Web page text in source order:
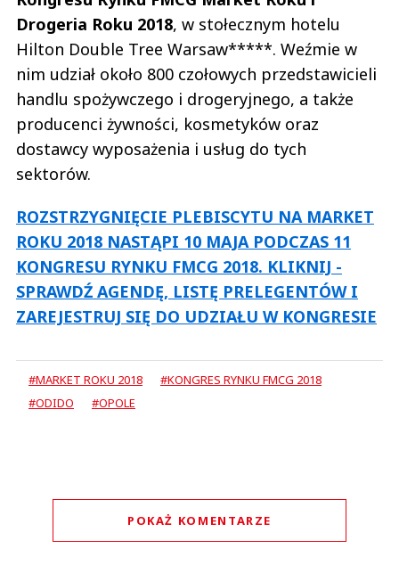
Drogeria Roku 2018, w stołecznym hotelu
Hilton Double Tree Warsaw*****. Weźmie w
nim udział około 800 czołowych przedstawicieli
handlu spożywczego i drogeryjnego, a także
producenci żywności, kosmetyków oraz
dostawcy wyposażenia i usług do tych
sektorów.
ROZSTRZYGNIĘCIE PLEBISCYTU NA MARKET
ROKU 2018 NASTĄPI 10 MAJA PODCZAS 11
KONGRESU RYNKU FMCG 2018. KLIKNIJ -
SPRAWDŹ AGENDĘ, LISTĘ PRELEGENTÓW I
ZAREJESTRUJ SIĘ DO UDZIAŁU W KONGRESIE
#MARKET ROKU 2018
#KONGRES RYNKU FMCG 2018
#ODIDO
#OPOLE
POKAŻ KOMENTARZE